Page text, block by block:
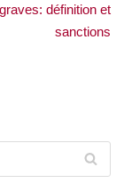
définition et
sanctions